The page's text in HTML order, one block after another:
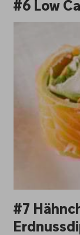
#6 Low
#7